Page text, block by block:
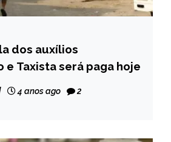
dos auxílios
e Taxista será paga hoje
4 anos ago 2